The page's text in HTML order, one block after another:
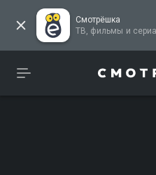
Смотрёшка
ТВ, фильмы и